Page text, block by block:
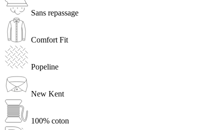
Sans repassage
Comfort Fit
Popeline
New Kent
100% coton